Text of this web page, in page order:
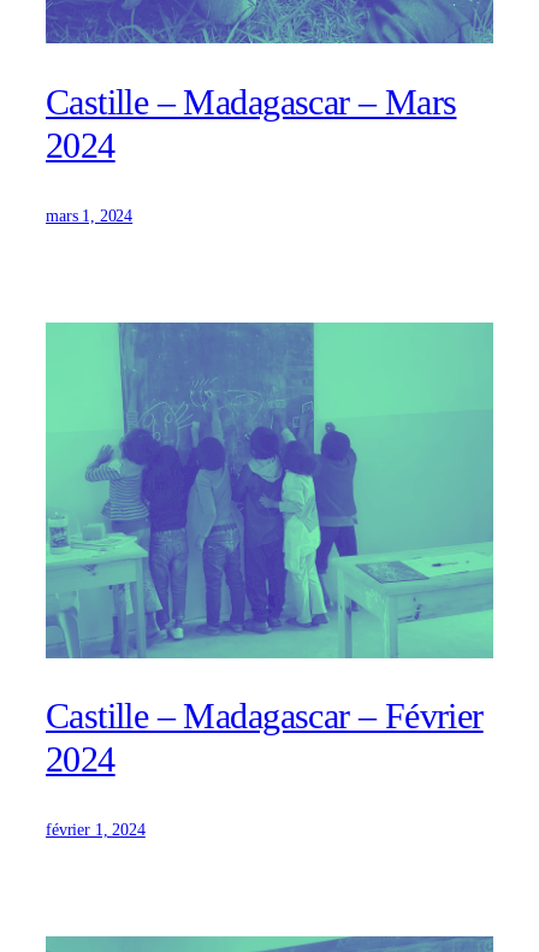
Castille – Madagascar – Mars
2024
mars 1, 2024
Castille – Madagascar – Février
2024
février 1, 2024